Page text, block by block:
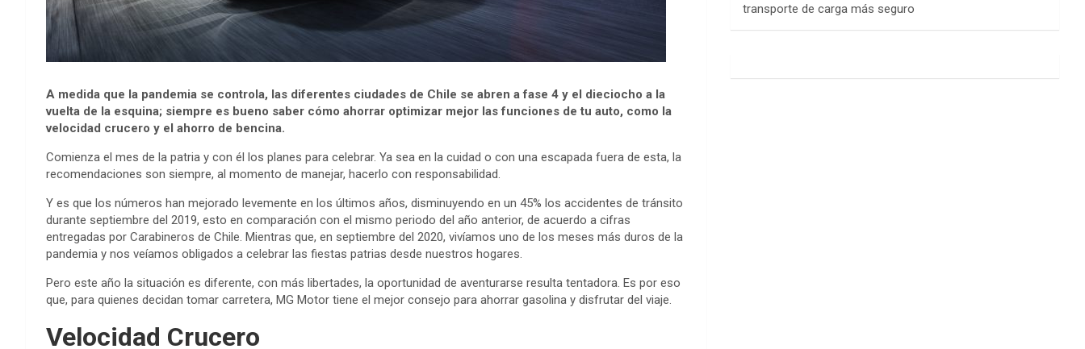
A medida que la pandemia se controla, las diferentes ciudades de Chile se abren a fase 4 y el dieciocho a la
vuelta de la esquina; siempre es bueno saber cómo ahorrar optimizar mejor las funciones de tu auto, como la
velocidad crucero y el ahorro de bencina.
Comienza el mes de la patria y con él los planes para celebrar. Ya sea en la cuidad o con una escapada fuera de esta, la
recomendaciones son siempre, al momento de manejar, hacerlo con responsabilidad.
Y es que los números han mejorado levemente en los últimos años, disminuyendo en un 45% los accidentes de tránsito
durante septiembre del 2019, esto en comparación con el mismo periodo del año anterior, de acuerdo a cifras
entregadas por Carabineros de Chile. Mientras que, en septiembre del 2020, vivíamos uno de los meses más duros de la
pandemia y nos veíamos obligados a celebrar las fiestas patrias desde nuestros hogares.
Pero este año la situación es diferente, con más libertades, la oportunidad de aventurarse resulta tentadora. Es por eso
que, para quienes decidan tomar carretera, MG Motor tiene el mejor consejo para ahorrar gasolina y disfrutar del viaje.
Velocidad Crucero
transporte de carga más seguro